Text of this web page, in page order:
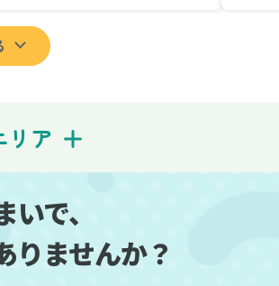
くださり、次回もぜひお願
たいと思いました。
、自分では持ち運べない重
終えることができました。
に見積もりを取った時の価
そのままだったので、追加
を気にする必要もなく安心
ました。引っ越し後の片付
想像以上に早く終わり、新
ぐに
リア
で、
りませんか？